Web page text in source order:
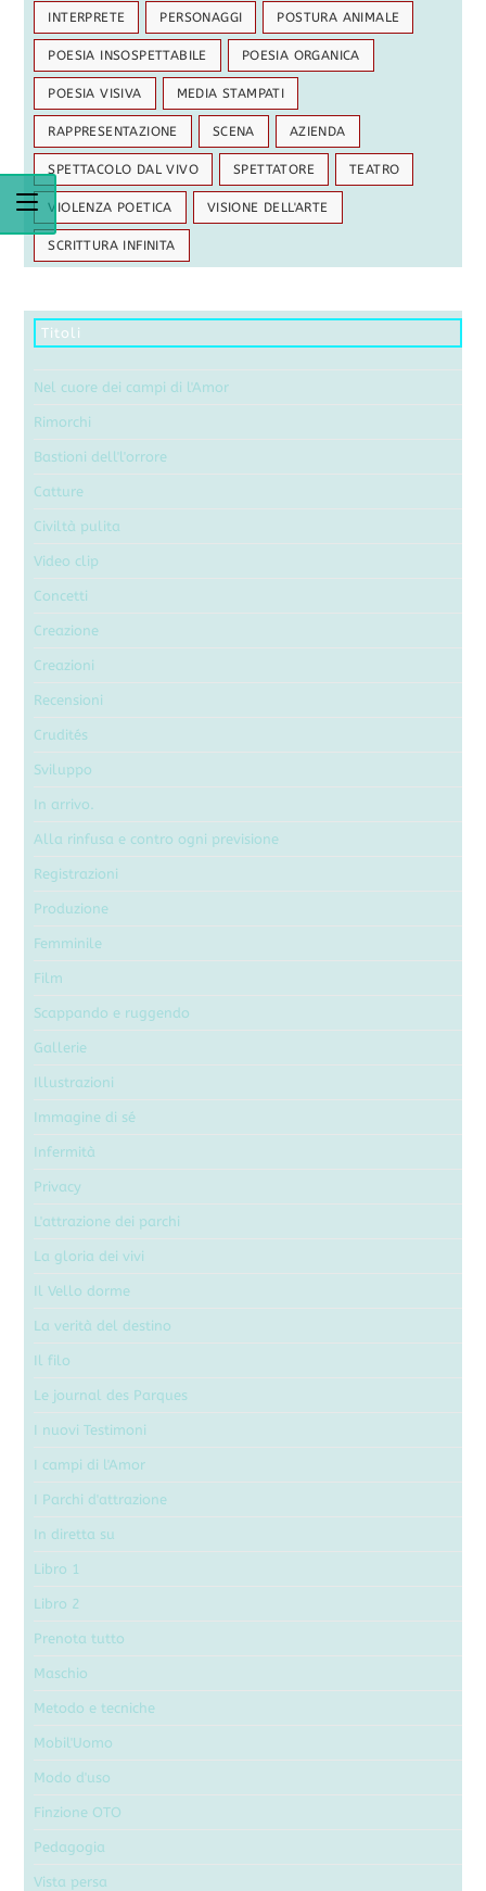
INTERPRETE PERSONAGGI POSTURA ANIMALE
POESIA INSOSPETTABILE POESIA ORGANICA
POESIA VISIVA MEDIA STAMPATI
RAPPRESENTAZIONE SCENA AZIENDA
SPETTACOLO DAL VIVO SPETTATORE TEATRO
VIOLENZA POETICA VISIONE DELL'ARTE
SCRITTURA INFINITA
Titoli
Nel cuore dei campi di l'Amor
Rimorchi
Bastioni dell'l'orrore
Catture
Civiltà pulita
Video clip
Concetti
Creazione
Creazioni
Recensioni
Crudités
Sviluppo
In arrivo.
Alla rinfusa e contro ogni previsione
Registrazioni
Produzione
Femminile
Film
Scappando e ruggendo
Gallerie
Illustrazioni
Immagine di sé
Infermità
Privacy
L'attrazione dei parchi
La gloria dei vivi
Il Vello dorme
La verità del destino
Il filo
Le journal des Parques
I nuovi Testimoni
I campi di l'Amor
I Parchi d'attrazione
In diretta su
Libro 1
Libro 2
Prenota tutto
Maschio
Metodo e tecniche
Mobil'Uomo
Modo d'uso
Finzione OTO
Pedagogia
Vista persa